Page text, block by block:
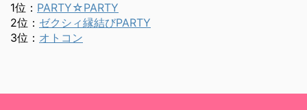
1位： PARTY☆PARTY
2位： ゼクシィ縁結びPARTY
3位： オトコン